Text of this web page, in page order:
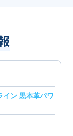
イン 黒本革パワ